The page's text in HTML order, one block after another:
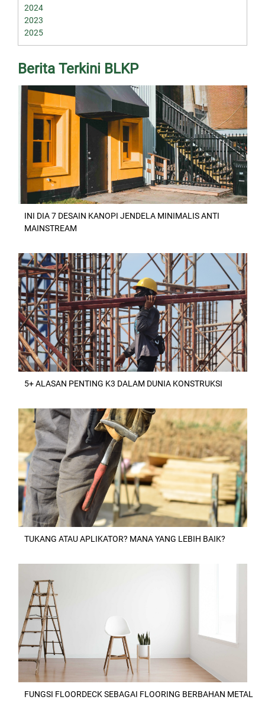
2024
2023
2025
Berita Terkini BLKP
INI DIA 7 DESAIN KANOPI JENDELA MINIMALIS ANTI
MAINSTREAM
5+ ALASAN PENTING K3 DALAM DUNIA KONSTRUKSI
TUKANG ATAU APLIKATOR? MANA YANG LEBIH BAIK?
FUNGSI FLOORDECK SEBAGAI FLOORING BERBAHAN METAL